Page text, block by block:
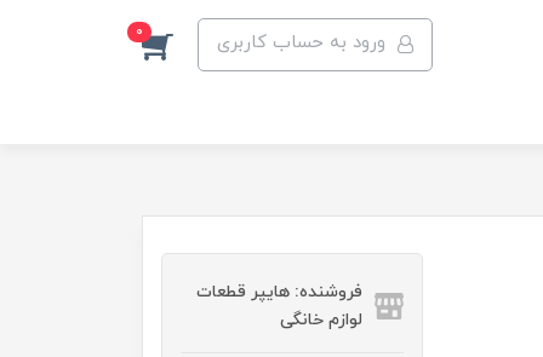
ورود به حساب کاربری 0
فروشنده: هایپر قطعات
لوازم خانگی